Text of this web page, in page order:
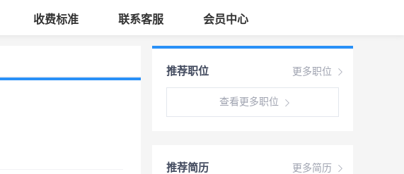
收费标准 联系客服 会员中心
更多职位
推荐职位
查看更多职位
更多简历
推荐简历